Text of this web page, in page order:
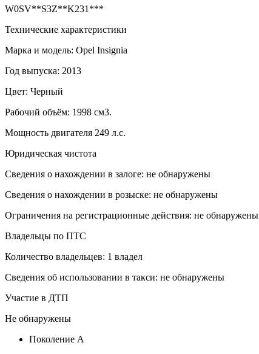
W0SV**S3Z**K231***
Технические характеристики
Марка и модель: Opel Insignia
Год выпуска: 2013
Цвет: Черный
Рабочий объём: 1998 см3.
Мощность двигателя 249 л.с.
Юридическая чистота
Сведения о нахождении в залоге: не обнаружены
Сведения о нахождении в розыске: не обнаружены
Ограничения на регистрационные действия: не обнаружены
Владельцы по ПТС
Количество владельцев: 1 владел
Сведения об использовании в такси: не обнаружены
Участие в ДТП
Не обнаружены
Поколение A